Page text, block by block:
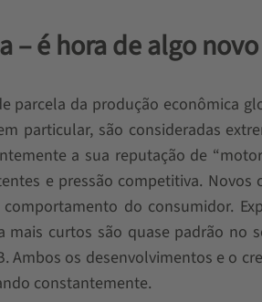
– é hora de algo novo
parcela da produção econômica
particular, são consideradas
a sua reputação de
e pressão competitiva. Novos
do consumidor.
curtos são quase padrão no
Ambos os desenvolvimentos e o
constantemente.